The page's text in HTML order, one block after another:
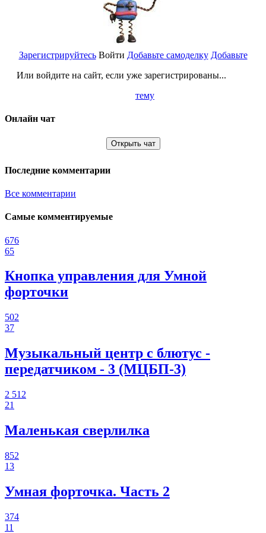
Зарегистрируйтесь
Или войдите на сайт, если уже зарегистрированы...
Войти Добавьте самоделку Добавьте
тему
Онлайн чат
Открыть чат
Последние комментарии
Все комментарии
Самые комментируемые
676
65
Кнопка управления для Умной
форточки
502
37
Музыкальный центр с блютус -
передатчиком - 3 (МЦБП-3)
2 512
21
Маленькая сверлилка
852
13
Умная форточка. Часть 2
374
11